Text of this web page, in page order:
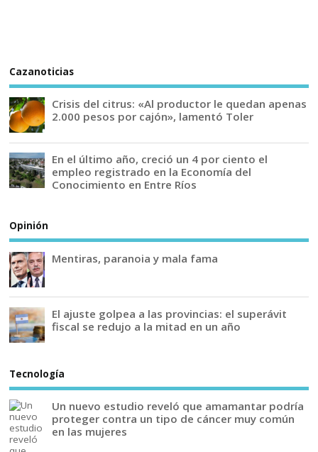
Cazanoticias
Crisis del citrus: «Al productor le quedan apenas
2.000 pesos por cajón», lamentó Toler
En el último año, creció un 4 por ciento el
empleo registrado en la Economía del
Conocimiento en Entre Ríos
Opinión
Mentiras, paranoia y mala fama
El ajuste golpea a las provincias: el superávit
fiscal se redujo a la mitad en un año
Tecnología
Un nuevo estudio reveló que amamantar podría
proteger contra un tipo de cáncer muy común
en las mujeres